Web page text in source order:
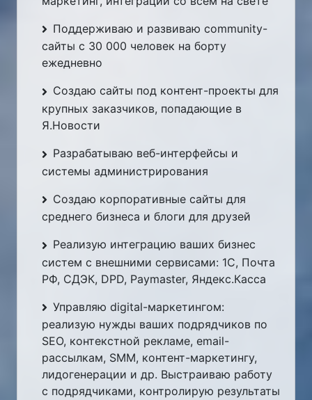
Поддерживаю и развиваю community-
сайты с 30 000 человек на борту
ежедневно
Создаю сайты под контент-проекты для
крупных заказчиков, попадающие в
Я.Новости
Разрабатываю веб-интерфейсы и
системы администрирования
Создаю корпоративные сайты для
среднего бизнеса и блоги для друзей
Реализую интеграцию ваших бизнес
систем с внешними сервисами: 1C, Почта
РФ, СДЭК, DPD, Paymaster, Яндекс.Касса
Управляю digital-маркетингом:
реализую нужды ваших подрядчиков по
SEO, контекстной рекламе, email-
рассылкам, SMM, контент-маркетингу,
лидогенерации и др. Выстраиваю работу
с подрядчиками, контролирую результаты